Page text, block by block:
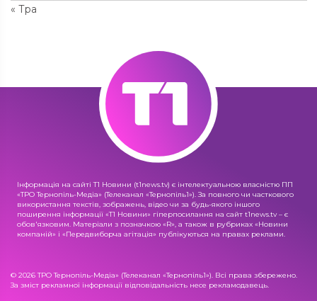
« Тра
Інформація на сайті Т1 Новини (t1news.tv) є інтелектуальною власністю ПП
«ТРО Тернопіль-Медіа» (Телеканал «Тернопіль1»). За повного чи часткового
використання текстів, зображень, відео чи за будь-якого іншого
поширення інформації «Т1 Новини» гіперпосилання на сайт t1news.tv – є
обов'язковим. Матеріали з позначкою «R», а також в рубриках «Новини
компаній» і «Передвиборча агітація» публікуються на правах реклами.
© 2026 ТРО Тернопіль-Медіа» (Телеканал «Тернопіль1»). Всі права збережено.
За зміст рекламної інформації відповідальність несе рекламодавець.